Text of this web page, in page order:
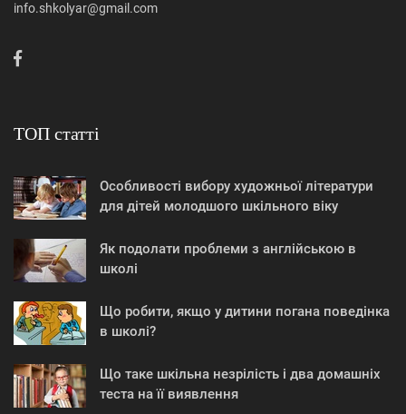
info.shkolyar@gmail.com
ТОП статті
Особливості вибору художньої літератури
для дітей молодшого шкільного віку
Як подолати проблеми з англійською в
школі
Що робити, якщо у дитини погана поведінка
в школі?
Що таке шкільна незрілість і два домашніх
теста на її виявлення